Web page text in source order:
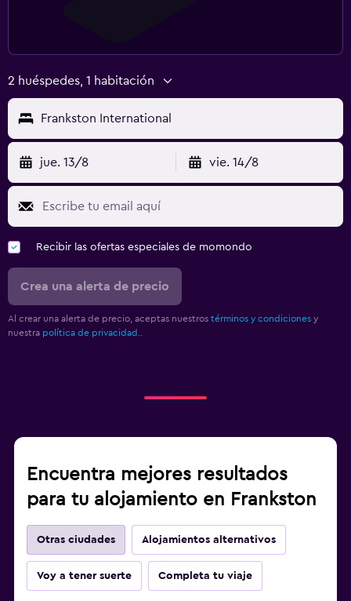
2 huéspedes, 1 habitación
Frankston International
jue. 13/8 vie. 14/8
Recibir las ofertas especiales de momondo
Crea una alerta de precio
Al crear una alerta de precio, aceptas nuestros términos y condiciones y
nuestra política de privacidad.
Encuentra mejores resultados
para tu alojamiento en Frankston
Otras ciudades Alojamientos alternativos
Voy a tener suerte Completa tu viaje